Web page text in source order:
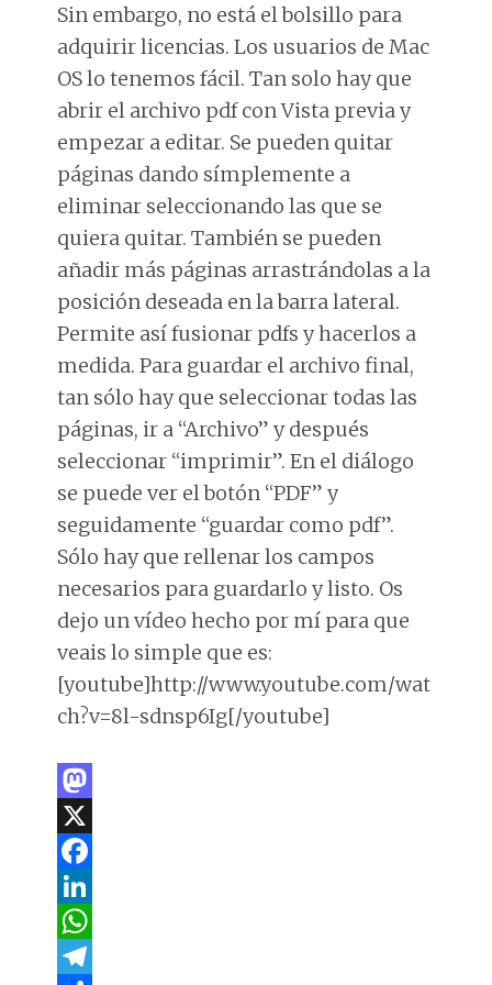
Sin embargo, no está el bolsillo para
adquirir licencias. Los usuarios de Mac
OS lo tenemos fácil. Tan solo hay que
abrir el archivo pdf con Vista previa y
empezar a editar. Se pueden quitar
páginas dando símplemente a
eliminar seleccionando las que se
quiera quitar. También se pueden
añadir más páginas arrastrándolas a la
posición deseada en la barra lateral.
Permite así fusionar pdfs y hacerlos a
medida. Para guardar el archivo final,
tan sólo hay que seleccionar todas las
páginas, ir a “Archivo” y después
seleccionar “imprimir”. En el diálogo
se puede ver el botón “PDF” y
seguidamente “guardar como pdf”.
Sólo hay que rellenar los campos
necesarios para guardarlo y listo. Os
dejo un vídeo hecho por mí para que
veais lo simple que es:
[youtube]http://www.youtube.com/wat
ch?v=8l-sdnsp6Ig[/youtube]
M
a
s
t
o
X
F
a
c
L
iW